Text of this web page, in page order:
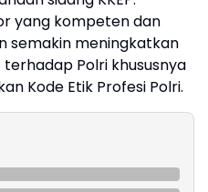
yang kompeten dan
semakin meningkatkan
Polri khususnya
Kode Etik Profesi Polri.